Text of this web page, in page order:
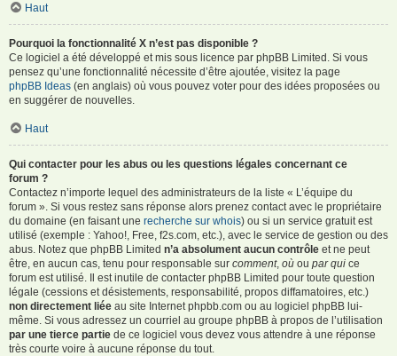
Haut
Pourquoi la fonctionnalité X n’est pas disponible ?
Ce logiciel a été développé et mis sous licence par phpBB Limited. Si vous
pensez qu’une fonctionnalité nécessite d’être ajoutée, visitez la page
phpBB Ideas (en anglais) où vous pouvez voter pour des idées proposées ou
en suggérer de nouvelles.
Haut
Qui contacter pour les abus ou les questions légales concernant ce
forum ?
Contactez n’importe lequel des administrateurs de la liste « L’équipe du
forum ». Si vous restez sans réponse alors prenez contact avec le propriétaire
du domaine (en faisant une recherche sur whois) ou si un service gratuit est
utilisé (exemple : Yahoo!, Free, f2s.com, etc.), avec le service de gestion ou des
abus. Notez que phpBB Limited n’a absolument aucun contrôle et ne peut
être, en aucun cas, tenu pour responsable sur comment, où ou par qui ce
forum est utilisé. Il est inutile de contacter phpBB Limited pour toute question
légale (cessions et désistements, responsabilité, propos diffamatoires, etc.)
non directement liée au site Internet phpbb.com ou au logiciel phpBB lui-
même. Si vous adressez un courriel au groupe phpBB à propos de l’utilisation
par une tierce partie de ce logiciel vous devez vous attendre à une réponse
très courte voire à aucune réponse du tout.